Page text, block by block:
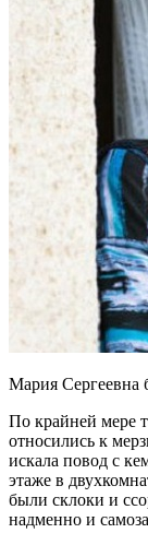
Мария Сергеевна
По крайней мере
относились к
искала повод с
этаже в
были склоки и
надменно и